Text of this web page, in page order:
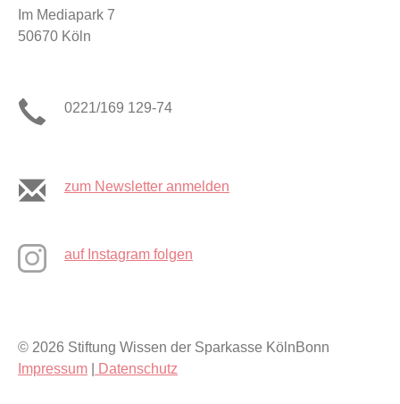
Im Mediapark 7
50670 Köln
0221/169 129-74
zum Newsletter anmelden
auf Instagram folgen
© 2026 Stiftung Wissen der Sparkasse KölnBonn
Impressum
Datenschutz